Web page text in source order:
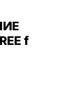
f